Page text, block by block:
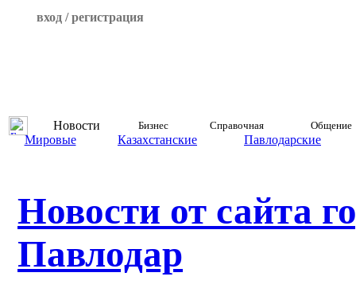
вход / регистрация
Новости Бизнес Справочная Общение
Мировые Казахстанские Павлодарские
Новости от сайта
Павлодар